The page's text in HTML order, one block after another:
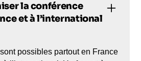
la conférence
et à l’international
possibles partout en France